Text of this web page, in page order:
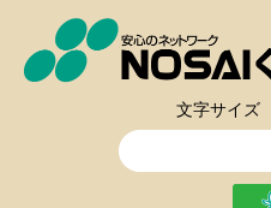
文字サイズ